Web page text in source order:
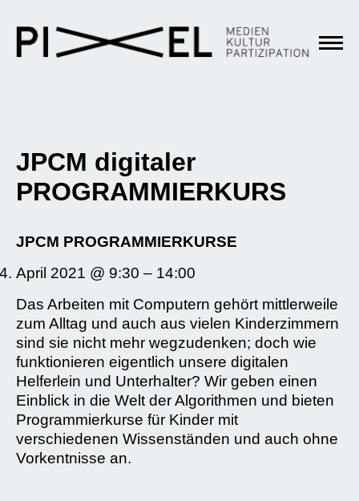
JPCM digitaler
PROGRAMMIERKURS
JPCM PROGRAMMIERKURSE
April 2021 @ 9:30 – 14:00
Das Arbeiten mit Computern gehört mittlerweile
zum Alltag und auch aus vielen Kinderzimmern
sind sie nicht mehr wegzudenken; doch wie
funktionieren eigentlich unsere digitalen
Helferlein und Unterhalter? Wir geben einen
Einblick in die Welt der Algorithmen und bieten
Programmierkurse für Kinder mit
verschiedenen Wissenständen und auch ohne
Vorkentnisse an.